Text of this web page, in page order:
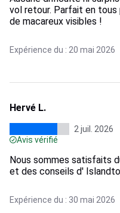
vol retour. Parfait en tous
de macareux visibles !
Expérience du : 20 mai 2026
Hervé L.
2 juil. 2026
Avis vérifié
Nous sommes satisfaits
et des conseils d'
Expérience du : 30 mai 2026